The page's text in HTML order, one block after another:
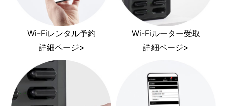
Wi-Fiレンタル予約
詳細ページ>
Wi-Fiルーター受取
詳細ページ>